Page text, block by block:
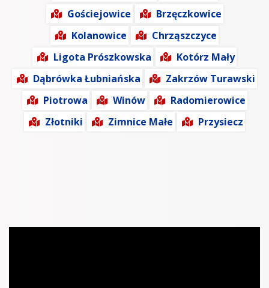
Gościejowice
Brzęczkowice
Kolanowice
Chrząszczyce
Ligota Prószkowska
Kotórz Mały
Dąbrówka Łubniańska
Zakrzów Turawski
Piotrowa
Winów
Radomierowice
Złotniki
Zimnice Małe Przysiecz